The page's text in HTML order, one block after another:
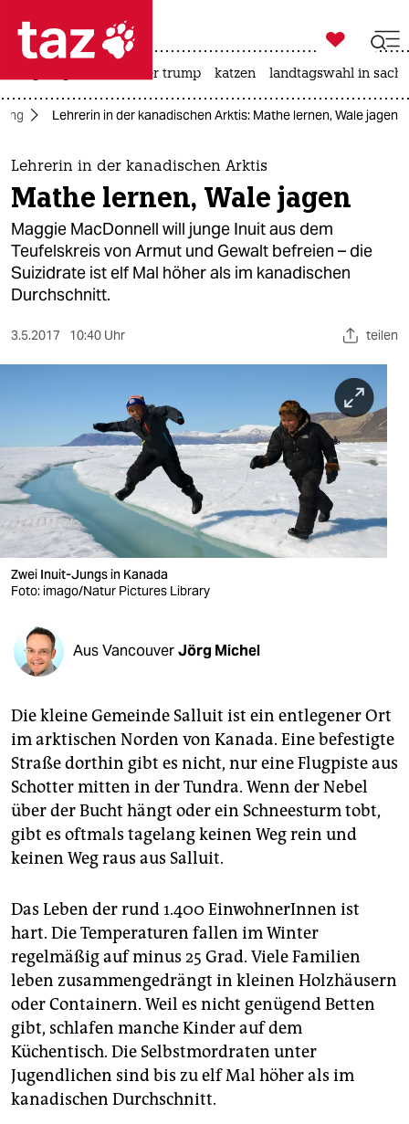
 taz zahl ich
taz zahl ich
themen
politik
öko
gesellschaft
kultur
sport
nord
wahrheit
verlag
verlag
shop
fragen & hilfe
unterstützen
abo
genossenschaft
epaper login

taz zahl ich
usa unter trump katzen landtagswahl in
Lehrerin in der kanadischen Arktis: Mathe lernen, Wale jagen
Lehrerin in der kanadischen Arktis
Mathe lernen, Wale jagen
Maggie MacDonnell will junge Inuit aus dem
Teufelskreis von Armut und Gewalt befreien – die
Suizidrate ist elf Mal höher als im kanadischen
Durchschnitt.
3.5.2017 10:40 Uhr teilen
Zwei Inuit-Jungs in Kanada
Foto: imago/Natur Pictures Library
Aus VancouverJörg Michel
Die kleine Gemeinde Salluit ist ein entlegener Ort
im arktischen Norden von Kanada. Eine befestigte
Straße dorthin gibt es nicht, nur eine Flugpiste aus
Schotter mitten in der Tundra. Wenn der Nebel
über der Bucht hängt oder ein Schneesturm tobt,
gibt es oftmals tagelang keinen Weg rein und
keinen Weg raus aus Salluit.
Das Leben der rund 1.400 EinwohnerInnen ist
hart. Die Temperaturen fallen im Winter
regelmäßig auf minus 25 Grad. Viele Familien
leben zusammengedrängt in kleinen Holzhäusern
oder Containern. Weil es nicht genügend Betten
gibt, schlafen manche Kinder auf dem
Küchentisch. Die Selbstmordraten unter
Jugendlichen sind bis zu elf Mal höher als im
kanadischen Durchschnitt.